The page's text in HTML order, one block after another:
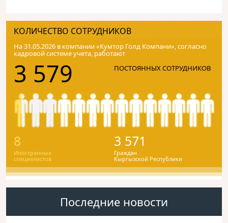
КОЛИЧЕСТВО СОТРУДНИКОВ
На 31.05.2026 в компании «Кумтор Голд Компани», согласно
кадровой системе учета, работают
3 579 ПОСТОЯННЫХ СОТРУДНИКОВ
8
Иностранных
специалистов
3 571
Граждан
Кыргызской Республики
Последние новости